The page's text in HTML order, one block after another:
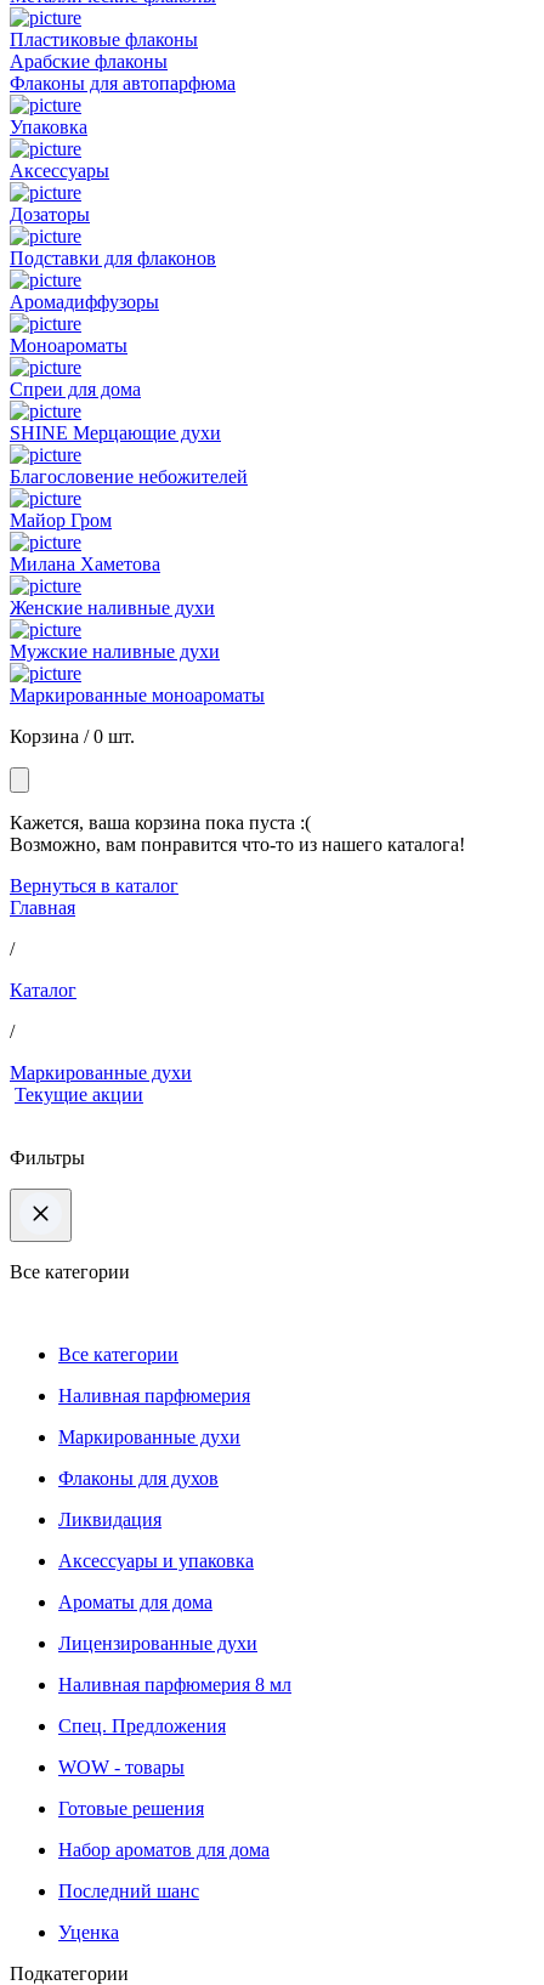
Пластиковые флаконы
Арабские флаконы
Флаконы для автопарфюма
Упаковка
Аксессуары
Дозаторы
Подставки для флаконов
Аромадиффузоры
Моноароматы
Спреи для дома
SHINE Мерцающие духи
Благословение небожителей
Майор Гром
Милана Хаметова
Женские наливные духи
Мужские наливные духи
Маркированные моноароматы
Корзина /0 шт.
Кажется, ваша корзина пока пуста :(
Возможно, вам понравится что-то из нашего каталога!
Вернуться в каталог
Главная
/
Каталог
/
Маркированные духи
Текущие акции
Фильтры
Все категории
Все категории
Наливная парфюмерия
Маркированные духи
Флаконы для духов
Ликвидация
Аксессуары и упаковка
Ароматы для дома
Лицензированные духи
Наливная парфюмерия 8 мл
Cпец. Предложения
WOW - товары
Готовые решения
Набор ароматов для дома
Последний шанс
Уценка
Подкатегории